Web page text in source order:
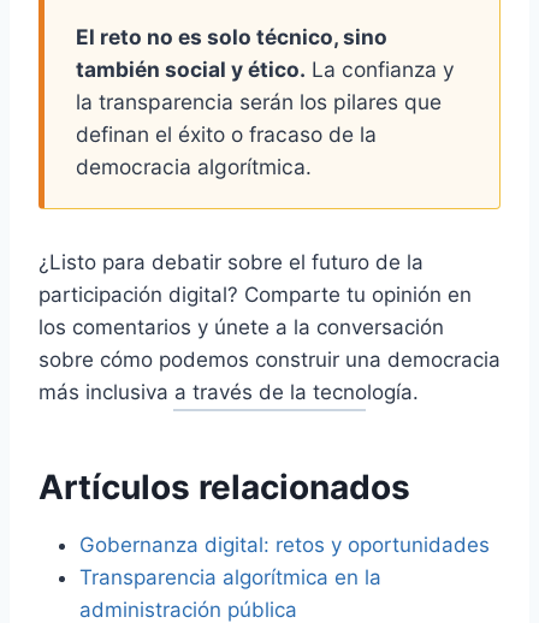
El reto no es solo técnico, sino
también social y ético. La confianza y
la transparencia serán los pilares que
definan el éxito o fracaso de la
democracia algorítmica.
¿Listo para debatir sobre el futuro de la
participación digital? Comparte tu opinión en
los comentarios y únete a la conversación
sobre cómo podemos construir una democracia
más inclusiva a través de la tecnología.
Artículos relacionados
Gobernanza digital: retos y oportunidades
Transparencia algorítmica en la
administración pública